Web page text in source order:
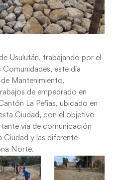
Usulután, trabajando por el
Comunidades, este día
Mantenimiento,
de empedrado en
La Peñas, ubicado en
Ciudad, con el objetivo
vía de comunicación
Ciudad y las diferente
Norte.